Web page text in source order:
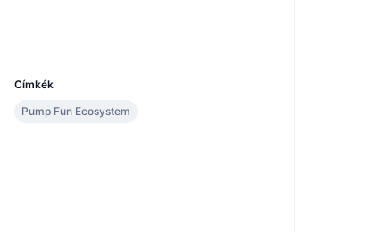
Címkék
Pump Fun Ecosystem